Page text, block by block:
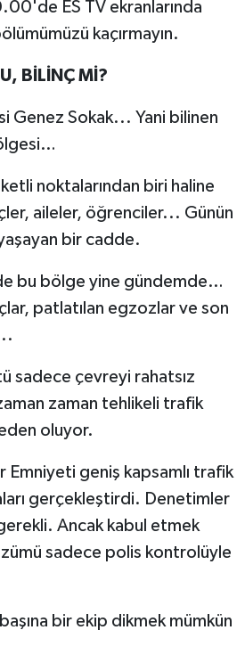
ES TV ekranlarında
kaçırmayın.
BİLİNÇ Mİ?
Genez Sokak... Yani bilinen
noktalarından biri haline
aileler, öğrenciler... Günün
bir cadde.
bu bölge yine gündemde…
patlatılan egzozlar ve son
sadece çevreyi rahatsız
zaman tehlikeli trafik
oluyor.
Emniyeti geniş kapsamlı trafik
gerçekleştirdi. Denetimler
Ancak kabul etmek
sadece polis kontrolüyle
bir ekip dikmek mümkün